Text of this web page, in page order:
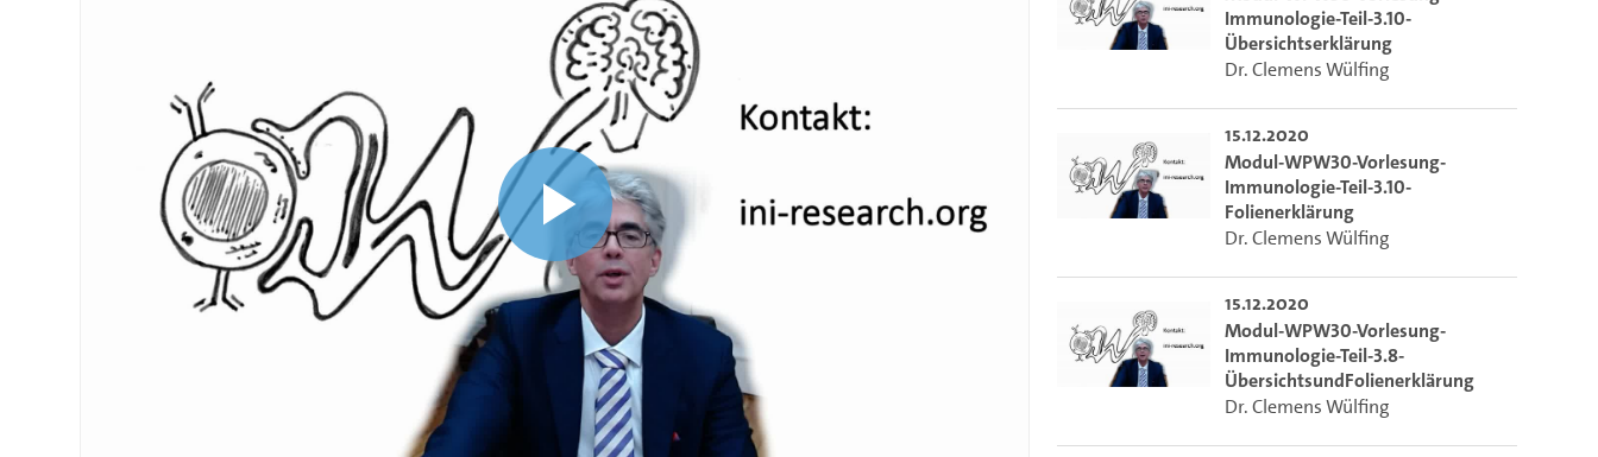
Video
abspielen
Immunologie-Teil-3.10-
Übersichtserklärung
Dr. Clemens Wülfing
15.12.2020
Modul-WPW30-Vorlesung-
Immunologie-Teil-3.10-
Folienerklärung
Dr. Clemens Wülfing
15.12.2020
Modul-WPW30-Vorlesung-
Immunologie-Teil-3.8-
ÜbersichtsundFolienerklärung
Dr. Clemens Wülfing